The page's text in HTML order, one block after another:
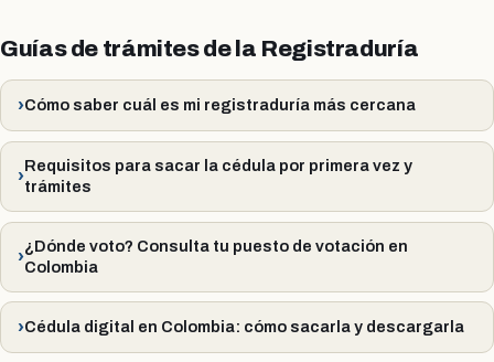
Guías de trámites de la Registraduría
Cómo saber cuál es mi registraduría más cercana
Requisitos para sacar la cédula por primera vez y
trámites
¿Dónde voto? Consulta tu puesto de votación en
Colombia
Cédula digital en Colombia: cómo sacarla y descargarla